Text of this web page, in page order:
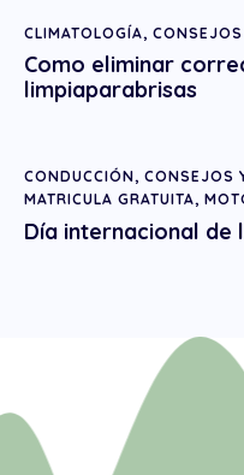
CLIMATOLOGÍA, CONSEJOS
Como eliminar
limpiaparabrisas
CONDUCCIÓN, CONSEJOS
MATRICULA GRATUITA,
Día internacional de